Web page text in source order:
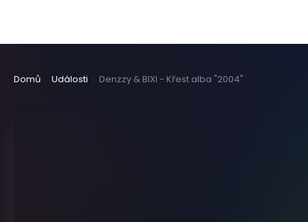
Domů Události Denzzy & BIXI - Křest alba "2004"